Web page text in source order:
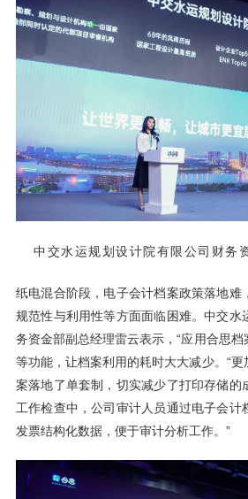
中交水运规划设计院有限公司财务
纸电混合阶段，电子会计档案政策落地难
规范性与利用性等方面面临困难。中交水
务资金部副总经理雷云表示，“应用合思
等功能，让档案利用的耗时大大减少。“
案落地了单套制，切实减少了打印存储的
工作检查中，公司审计人员通过电子会计
发票结构化数据，便于审计分析工作。”